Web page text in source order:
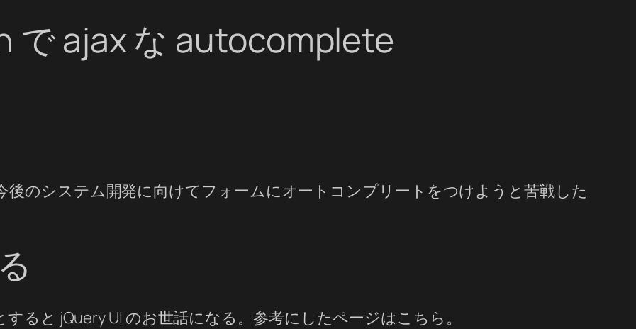
で ajax な autocomplete
後のシステム開発に向けてフォームにオートコンプリートをつけようと苦戦した
ると jQuery UI のお世話になる。参考にしたページはこちら。